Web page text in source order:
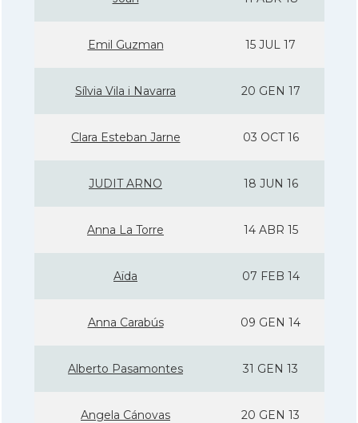
Emil Guzman 15 JUL 17
Sí­lvia Vila i Navarra 20 GEN 17
Clara Esteban Jarne 03 OCT 16
JUDIT ARNO 18 JUN 16
Anna La Torre 14 ABR 15
Aïda 07 FEB 14
Anna Carabús 09 GEN 14
Alberto Pasamontes 31 GEN 13
Angela Cánovas 20 GEN 13